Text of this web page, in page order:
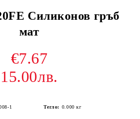
Силиконов гръб
мат
€7.67
15.00лв.
1 Тегло: 0.000 кг